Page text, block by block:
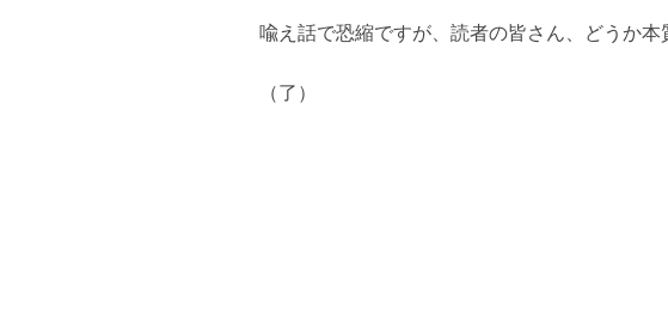
喩え話で恐縮ですが、読者の皆さん、どうか本
（了）